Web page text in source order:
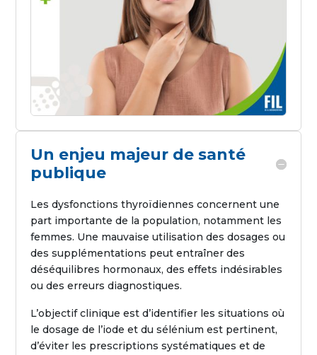
Un enjeu majeur de santé
publique
Les dysfonctions thyroïdiennes concernent une
part importante de la population, notamment les
femmes. Une mauvaise utilisation des dosages ou
des supplémentations peut entraîner des
déséquilibres hormonaux, des effets indésirables
ou des erreurs diagnostiques.
L’objectif clinique est d’identifier les situations où
le dosage de l’iode et du sélénium est pertinent,
d’éviter les prescriptions systématiques et de